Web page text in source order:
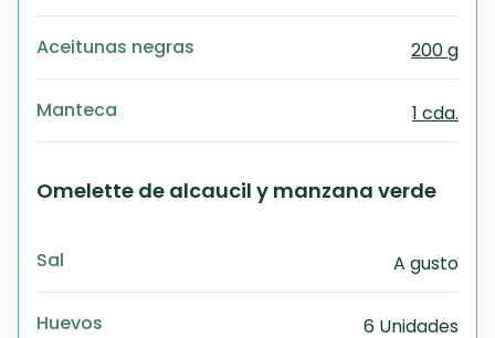
Aceitunas negras 200 g
Manteca 1 cda.
Omelette de alcaucil y manzana verde
Sal A gusto
Huevos 6 Unidades